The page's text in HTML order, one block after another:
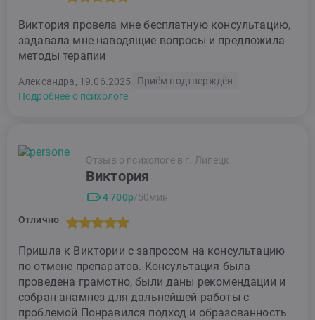
Виктория провела мне бесплатную консультацию,
задавала мне наводящие вопросы и предложила
методы терапии
Александра, 19.06.2025
Приём подтверждён
Подробнее о психологе
Отзыв о психологе в г. Липецк
Виктория
4 700р/50мин
Отлично
Пришла к Виктории с запросом на консультацию
по отмене препаратов. Консультация была
проведена грамотно, были даны рекомендации и
собран анамнез для дальнейшей работы с
проблемой Понравился подход и образованность